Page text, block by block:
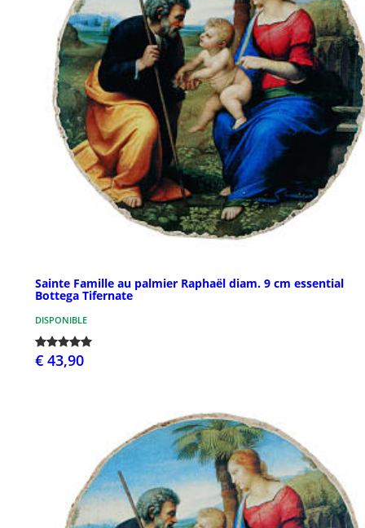
Sainte Famille au palmier Raphaël diam. 9 cm essential
Bottega Tifernate
DISPONIBLE
€ 43,90